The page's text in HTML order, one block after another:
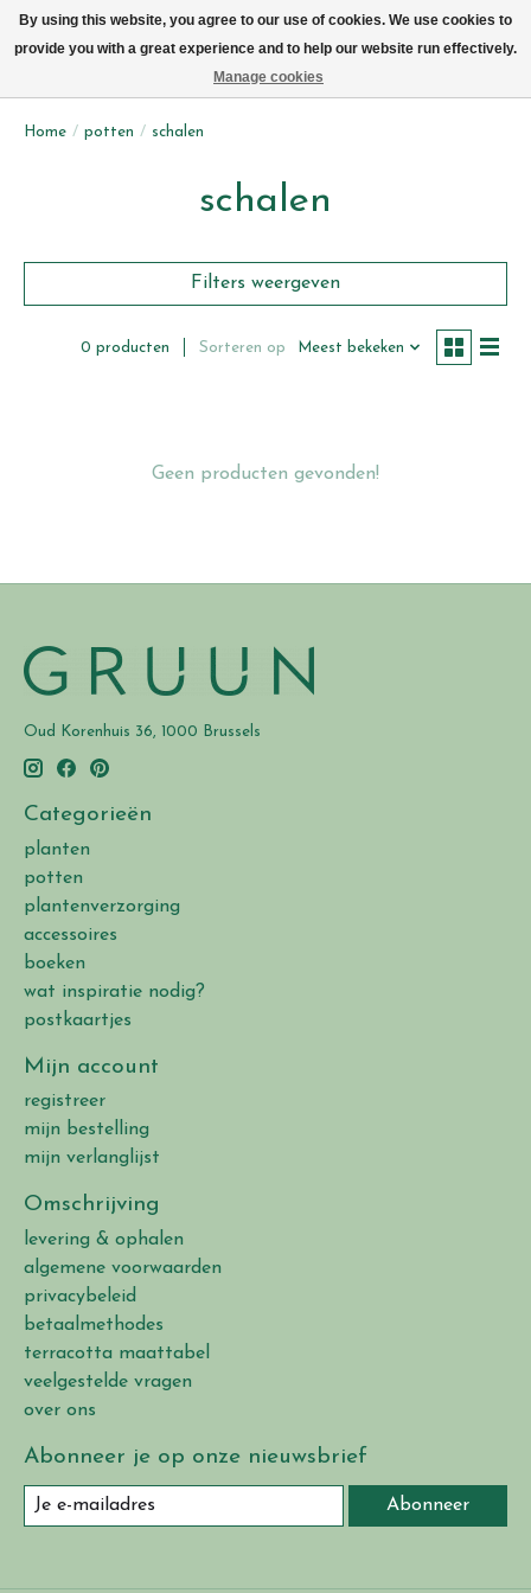
Home / potten / schalen
schalen
Filters weergeven
0 producten Sorteren op Meest bekeken
Geen producten gevonden!
Oud Korenhuis 36, 1000 Brussels
Categorieën
planten
potten
plantenverzorging
accessoires
boeken
wat inspiratie nodig?
postkaartjes
Mijn account
registreer
mijn bestelling
mijn verlanglijst
Omschrijving
levering & ophalen
algemene voorwaarden
privacybeleid
betaalmethodes
terracotta maattabel
veelgestelde vragen
over ons
Abonneer je op onze nieuwsbrief
Abonneer
By using this website, you agree to our use of cookies. We use cookies to
provide you with a great experience and to help our website run effectively.
Manage cookies